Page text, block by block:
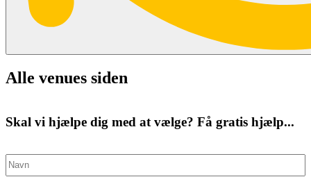
Alle venues siden
Skal vi hjælpe dig med at vælge? Få gratis hjælp...
Navn